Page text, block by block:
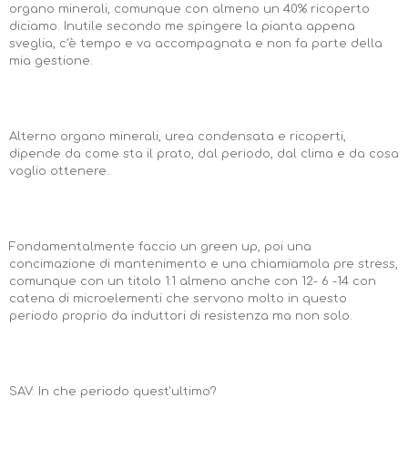
organo minerali, comunque con almeno un 40% ricoperto
diciamo. Inutile secondo me spingere la pianta appena
sveglia, c'è tempo e va accompagnata e non fa parte della
mia gestione.
Alterno organo minerali, urea condensata e ricoperti,
dipende da come sta il prato, dal periodo, dal clima e da cosa
voglio ottenere.
Fondamentalmente faccio un green up, poi una
concimazione di mantenimento e una chiamiamola pre stress,
comunque con un titolo 1:1 almeno anche con 12- 6 -14 con
catena di microelementi che servono molto in questo
periodo proprio da induttori di resistenza ma non solo.
SAV: In che periodo quest'ultimo?